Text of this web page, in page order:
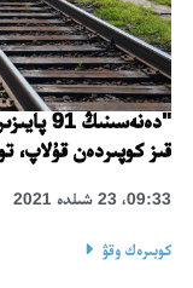
قىز كوپىردەن قۇلاپ، توققا تۇسكەن
09:33، 23 شىلدە 2021
كوبىرەك وقۋ